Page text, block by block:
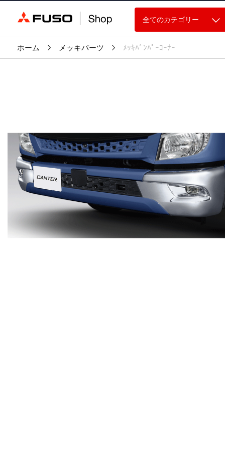
全てのカテゴリー
ホーム メッキパーツ ﾒｯｷﾊﾞﾝﾊﾟｰｺｰﾅｰ